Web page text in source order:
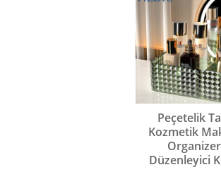
Peçetelik
Kozmetik
Organizer
Düzenleyici